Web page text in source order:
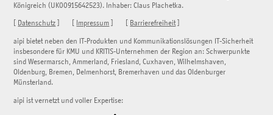
Königreich (UK00915642523). Inhaber: Claus Plachetka.
Datenschutz Impressum Barrierefreiheit]
aipi bietet neben den IT-Produkten und Kommunikationslösungen IT-Sicherheit
insbesondere für KMU und KRITIS-Unternehmen der Region an: Schwerpunkte
sind Wesermarsch, Ammerland, Friesland, Cuxhaven, Wilhelmshaven,
Oldenburg, Bremen, Delmenhorst, Bremerhaven und das Oldenburger
Münsterland.
aipi ist vernetzt und voller Expertise: